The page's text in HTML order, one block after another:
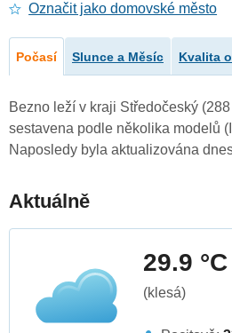
Označit jako domovské město
Počasí Slunce a Měsíc Kvalita
Bezno leží v kraji Středočeský
sestavena podle několika modelů
Naposledy byla aktualizována
Aktuálně
29.9 °C
(klesá)